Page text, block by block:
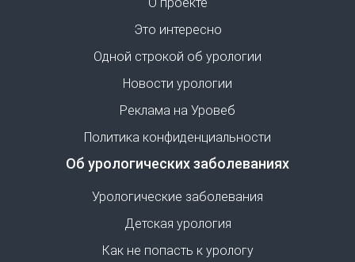
Это интересно
Одной строкой об урологии
Новости урологии
Реклама на Уровеб
Политика конфиденциальности
Об урологических заболеваниях
Урологические заболевания
Детская урология
Как не попасть к урологу